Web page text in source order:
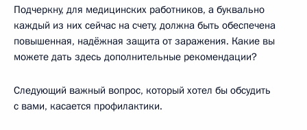
Подчеркну, для медицинских работников, а буквально
каждый из них сейчас на счету, должна быть обеспечена
повышенная, надёжная защита от заражения. Какие вы
можете дать здесь дополнительные рекомендации?
Следующий важный вопрос, который хотел бы обсудить
с вами, касается профилактики.